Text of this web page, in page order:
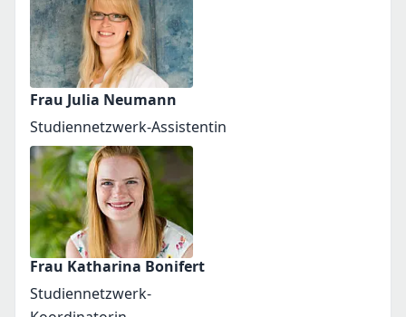
Frau Julia Neumann
Studiennetzwerk-Assistentin
Frau Katharina Bonifert
Studiennetzwerk-